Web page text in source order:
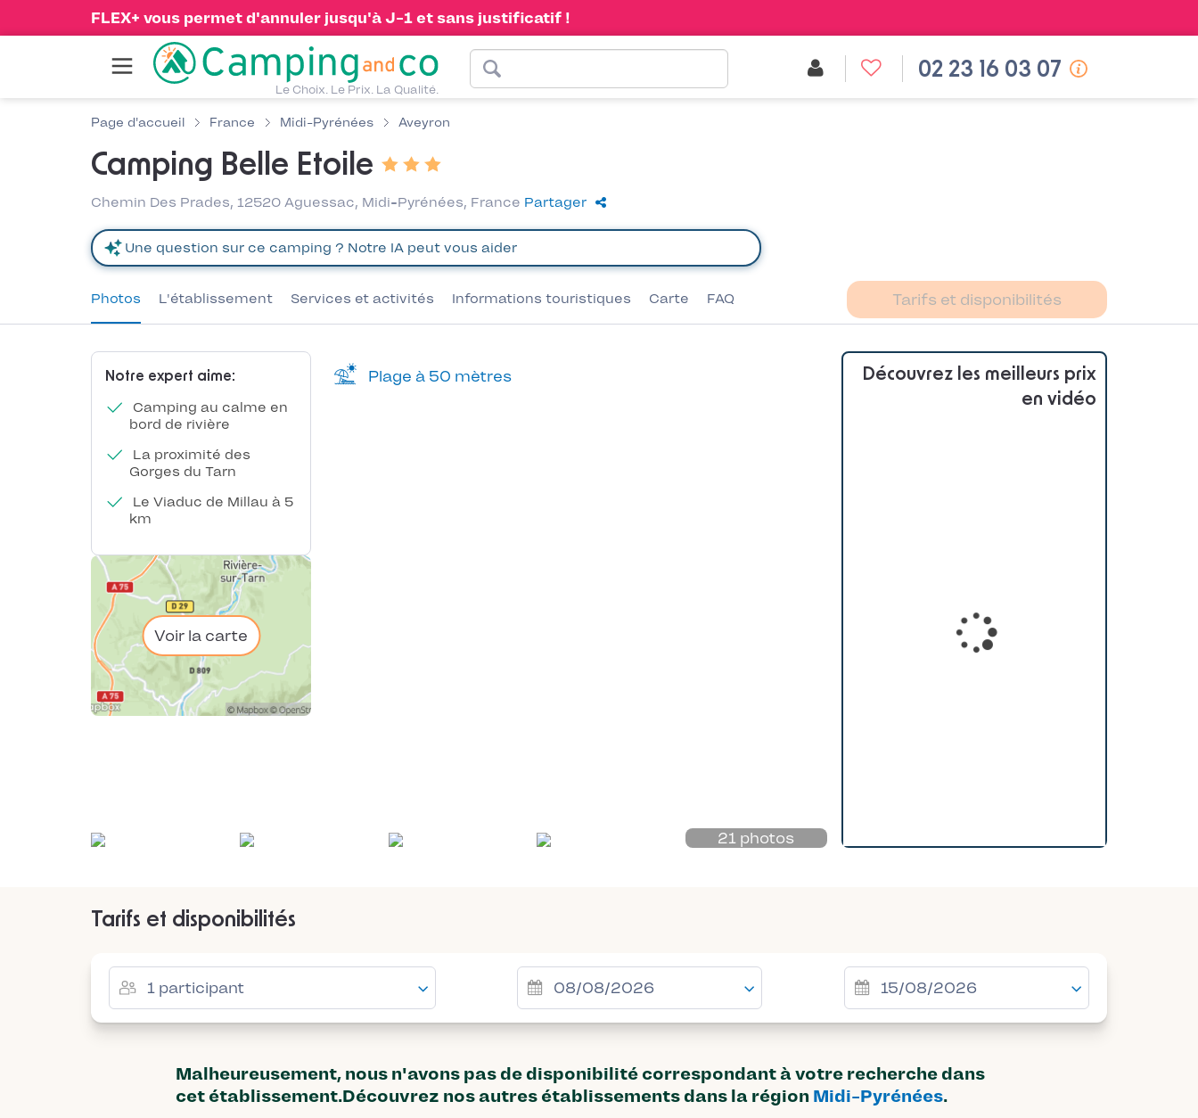
FLEX+ vous permet d'annuler jusqu'à J-1 et sans justificatif !
Le Choix. Le Prix. La Qualité.
02 23 16 03 07
Page d'accueil France Midi-Pyrénées Aveyron
Camping Belle Etoile
Chemin Des Prades, 12520 Aguessac, Midi-Pyrénées, France Partager
Photos L'établissement Services et activités Informations touristiques Carte FAQ Tarifs et disponibilités
Notre expert aime:
Camping au calme en
bord de rivière
La proximité des
Gorges du Tarn
Le Viaduc de Millau à 5
km
Voir la carte
Plage à 50 mètres
21 photos
Découvrez les meilleurs prix
en vidéo
Tarifs et disponibilités
Malheureusement, nous n'avons pas de disponibilité correspondant à votre recherche dans
cet établissement.Découvrez nos autres établissements dans la région Midi-Pyrénées.